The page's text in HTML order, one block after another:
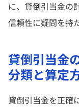
に、貸倒引当金の
信頼性に疑問を持
貸倒引当金
分類と算定
貸倒引当金を正確